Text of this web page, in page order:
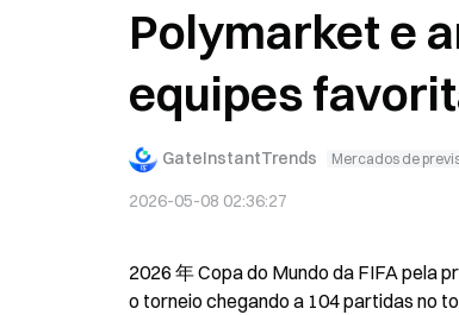
Polymarket e
equipes
GateInstantTrends Mercados de
2026-05-08 02:36:27
2026 年 Copa do Mundo da FIFA pela
o torneio chegando a 104 partidas no